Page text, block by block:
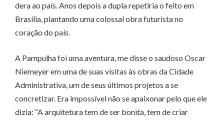
dera ao país. Anos depois a dupla repetiria o feito em
Brasília, plantando uma colossal obra futurista no
coração do país.
A Pampulha foi uma aventura, me disse o saudoso Oscar
Niemeyer em uma de suas visitas às obras da Cidade
Administrativa, um de seus últimos projetos a se
concretizar. Era impossível não se apaixonar pelo que ele
dizia: “A arquitetura tem de ser bonita, tem de criar